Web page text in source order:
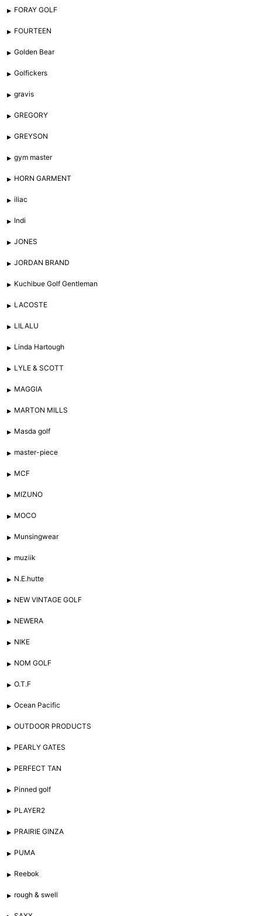
FORAY GOLF
FOURTEEN
Golden Bear
Golfickers
gravis
GREGORY
GREYSON
gym master
HORN GARMENT
iliac
Indi
JONES
JORDAN BRAND
Kuchibue Golf Gentleman
LACOSTE
LILALU
Linda Hartough
LYLE & SCOTT
MAGGIA
MARTON MILLS
Masda golf
master-piece
MCF
MIZUNO
MOCO
Munsingwear
muziik
N.E.hutte
NEW VINTAGE GOLF
NEWERA
NIKE
NOM GOLF
O.T.F
Ocean Pacific
OUTDOOR PRODUCTS
PEARLY GATES
PERFECT TAN
Pinned golf
PLAYER2
PRAIRIE GINZA
PUMA
Reebok
rough & swell